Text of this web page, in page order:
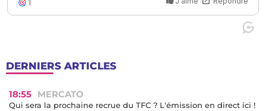
DERNIERS ARTICLES
18:55 MERCATO
Qui sera la prochaine recrue du TFC ? L'émission en direct ici !